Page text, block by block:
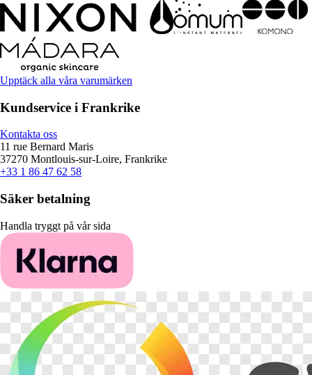
Upptäck alla våra varumärken
Kundservice i Frankrike
Kontakta oss
11 rue Bernard Maris
37270 Montlouis-sur-Loire, Frankrike
+33 1 86 47 62 58
Säker betalning
Handla tryggt på vår sida